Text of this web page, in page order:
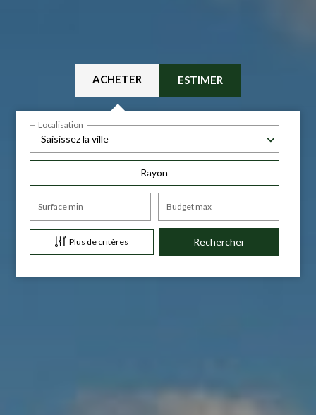
ACHETER ESTIMER
Saisissez la ville
Localisation
Surface min Budget max
Rayon
Plus de critères